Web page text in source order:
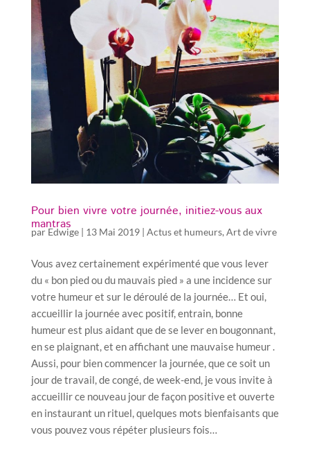
Pour bien vivre votre journée, initiez-vous aux
mantras
par Edwige| 13 Mai 2019| Actus et humeurs, Art de vivre
Vous avez certainement expérimenté que vous lever
du « bon pied ou du mauvais pied » a une incidence sur
votre humeur et sur le déroulé de la journée… Et oui,
accueillir la journée avec positif, entrain, bonne
humeur est plus aidant que de se lever en bougonnant,
en se plaignant, et en affichant une mauvaise humeur .
Aussi, pour bien commencer la journée, que ce soit un
jour de travail, de congé, de week-end, je vous invite à
accueillir ce nouveau jour de façon positive et ouverte
en instaurant un rituel, quelques mots bienfaisants que
vous pouvez vous répéter plusieurs fois…